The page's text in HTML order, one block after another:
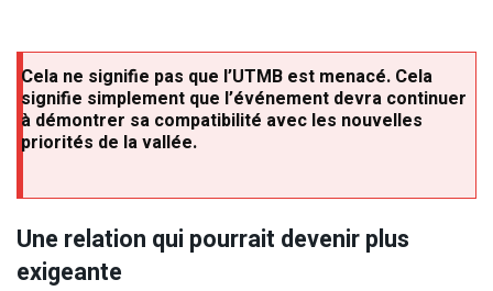
Cela ne signifie pas que l’UTMB est menacé. Cela
signifie simplement que l’événement devra continuer
à démontrer sa compatibilité avec les nouvelles
priorités de la vallée.
Une relation qui pourrait devenir plus
exigeante